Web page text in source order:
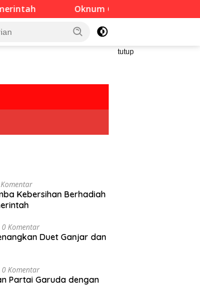
Oknum Guru Diduga Langgar Disiplin Jam
tutup
Kebersihan Berhadiah
0 Komentar
Duet Ganjar dan
0 Komentar
Partai Garuda dengan